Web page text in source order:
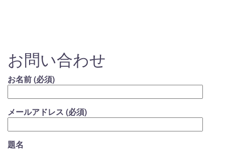
お問い合わせ
お名前 (必須)
メールアドレス (必須)
題名